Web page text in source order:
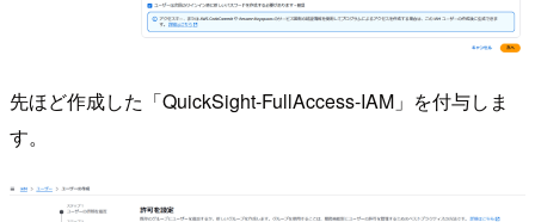
先ほど作成した「QuickSight-FullAccess-IAM」を付与しま
す。